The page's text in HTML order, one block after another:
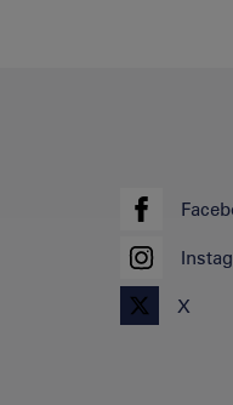
Facebook
Instagram
X X